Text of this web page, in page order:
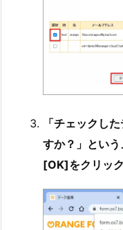
「チェックし
すか？」という
[OK]をクリック